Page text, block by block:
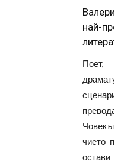
най-
Поет,
чието